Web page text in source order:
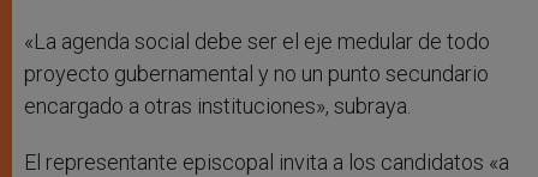
«La agenda social debe ser el eje medular de todo
proyecto gubernamental y no un punto secundario
encargado a otras instituciones», subraya.
El representante episcopal invita a los candidatos «a